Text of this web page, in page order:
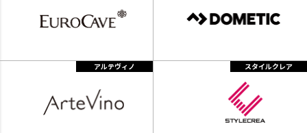
アルテヴィノ スタイルクレア